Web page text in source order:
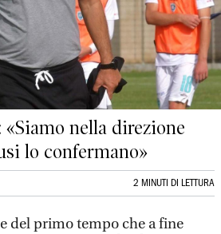
nella direzione
lo confermano»
2 MINUTI DI LETTURA
del primo tempo che a fine